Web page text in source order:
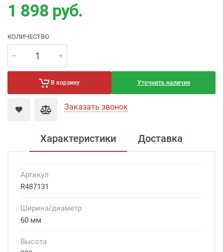
1 898 руб.
КОЛИЧЕСТВО
В корзину Уточнить наличие
Заказать звонок
Характеристики Доставка
Артикул
R487131
Ширина/диаметр
60 мм
Высота